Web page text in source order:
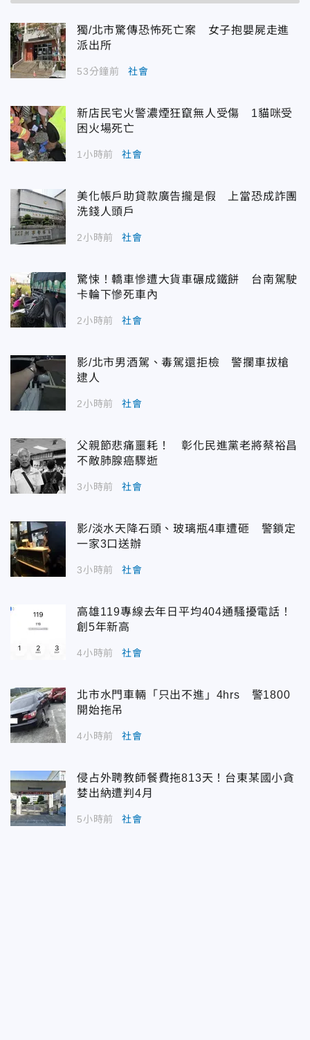
獨/北市驚傳恐怖死亡案 女子抱嬰屍走進
派出所
53分鐘前 社會
新店民宅火警濃煙狂竄無人受傷 1貓咪受
困火場死亡
1小時前 社會
美化帳戶助貸款廣告攏是假 上當恐成詐團
洗錢人頭戶
2小時前 社會
驚悚！轎車慘遭大貨車碾成鐵餅 台南駕駛
卡輪下慘死車內
2小時前 社會
影/北市男酒駕、毒駕還拒檢 警攔車拔槍
逮人
2小時前 社會
父親節悲痛噩耗！ 彰化民進黨老將蔡裕昌
不敵肺腺癌驟逝
3小時前 社會
影/淡水天降石頭、玻璃瓶4車遭砸 警鎖定
一家3口送辦
3小時前 社會
高雄119專線去年日平均404通騷擾電話！
創5年新高
4小時前 社會
北市水門車輛「只出不進」4hrs 警1800
開始拖吊
4小時前 社會
侵占外聘教師餐費拖813天！台東某國小貪
婪出納遭判4月
5小時前 社會